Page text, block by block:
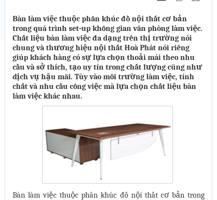
Bàn làm việc thuộc phân khúc đồ nội thất cơ bản
trong quá trình set-up không gian văn phòng làm việc.
Chất liệu bàn làm việc đa dạng trên thị trường nói
chung và thương hiệu nội thất Hoà Phát nói riêng
giúp khách hàng có sự lựa chọn thoải mái theo nhu
cầu và sở thích, tạo uy tín trong chất lượng cũng như
dịch vụ hậu mãi. Tùy vào môi trường làm việc, tính
chất và nhu cầu công việc mà lựa chọn chất liệu bàn
làm việc khác nhau.
Bàn làm việc thuộc phân khúc đồ nội thất cơ bản trong